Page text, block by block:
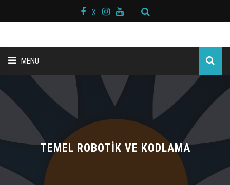
X
MENU
ANA SAYFA
BAŞKAN MESAJI
HAKKIMIZDA
KURS MERKEZLERİ
TEMEL ROBOTİK VE KODLAMA